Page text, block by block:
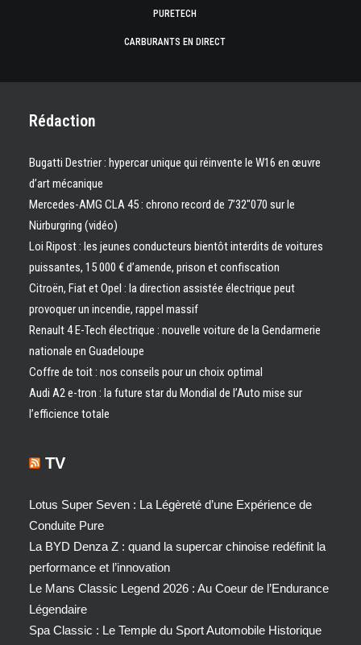
PURETECH
CARBURANTS EN DIRECT
Rédaction
Bugatti Destrier : hypercar unique qui réinvente le W16 en œuvre
d’art mécanique
Mercedes-AMG CLA 45 : chrono record de 7’32″070 sur le
Nürburgring (vidéo)
Loi Ripost : les jeunes conducteurs bientôt interdits de voitures
puissantes, 15 000 € d’amende, prison et confiscation
Citroën, Fiat et Opel : la direction assistée électrique peut
provoquer un incendie, rappel massif
Renault 4 E-Tech électrique : nouvelle voiture de la Gendarmerie
nationale en Guadeloupe
Coffre de toit : nos conseils pour un choix optimal
Audi A2 e-tron : la future star du Mondial de l’Auto mise sur
l’efficience totale
TV
Lotus Super Seven : La Légèreté d’une Expérience de
Conduite Pure
La BYD Denza Z : quand la supercar chinoise redéfinit la
performance et l’innovation
Le Mans Classic Legend 2026 : Au Coeur de l’Endurance
Légendaire
Spa Classic : Le Temple du Sport Automobile Historique